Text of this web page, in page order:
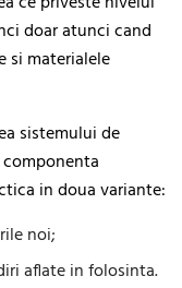
doar atunci cand
si materialele
sistemului de
in doua variante:
noi;
aflate in folosinta.